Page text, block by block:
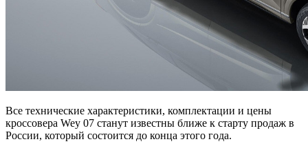
Все технические характеристики, комплектации и цены
кроссовера Wey 07 станут известны ближе к старту продаж в
России, который состоится до конца этого года.